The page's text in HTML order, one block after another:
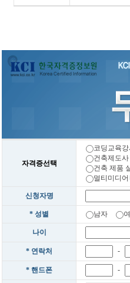
자격증선택
코딩교육
건축제도사
건축 제품
멀티미디
신청자명
* 성별 남자
나이
* 연락처 -
* 핸드폰 -